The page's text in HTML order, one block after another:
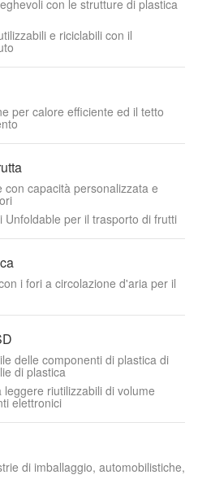
con le strutture di plastica
e riciclabili con il
per calore efficiente ed il tetto
con capacità personalizzata e
Unfoldable per il trasporto di frutti
i fori a circolazione d'aria per il
delle componenti di plastica di
di plastica
riutilizzabili di volume
elettronici
di imballaggio, automobilistiche,